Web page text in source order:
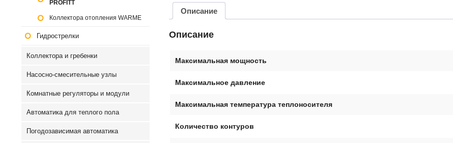
Описание
Описание
Максимальная мощность
Максимальное давление
Максимальная температура теплоносителя
Количество контуров
PROFITT
Коллектора отопления WARME
Гидрострелки
Коллектора и гребенки
Насосно-смесительные узлы
Комнатные регуляторы и модули
Автоматика для теплого пола
Погодозависимая автоматика